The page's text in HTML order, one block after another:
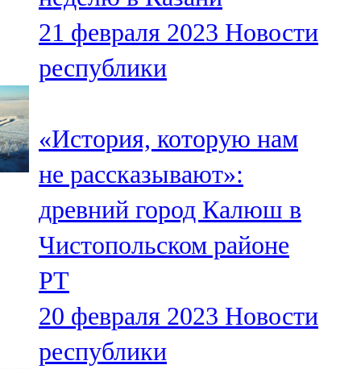
21 февраля 2023 Новости
республики
«История, которую нам
не рассказывают»:
древний город Калюш в
Чистопольском районе
РТ
20 февраля 2023 Новости
республики